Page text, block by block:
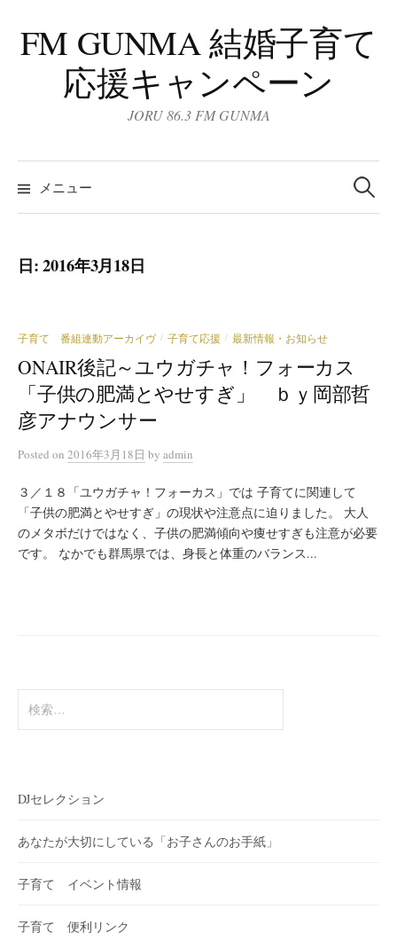
ン
テ
FM GUNMA 結婚子育て
応援キャンペーン
JORU 86.3 FM GUNMA
メニュー
検
索:
日:2016年3月18日
子育て 番組連動アーカイヴ / 子育て応援 / 最新情報・お知らせ
ONAIR後記～ユウガチャ！フォーカス
「子供の肥満とやせすぎ」 ｂｙ岡部哲
彦アナウンサー
Posted on 2016年3月18日 by admin
３／１８「ユウガチャ！フォーカス」では 子育てに関連して
「子供の肥満とやせすぎ」の現状や注意点に迫りました。 大人
のメタボだけではなく、子供の肥満傾向や痩せすぎも注意が必要
です。 なかでも群馬県では、身長と体重のバランス...
索:
DJセレクション
あなたが大切にしている「お子さんのお手紙」
子育て イベント情報
子育て 便利リンク